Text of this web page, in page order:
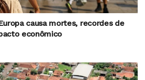
causa mortes, recordes de
econômico